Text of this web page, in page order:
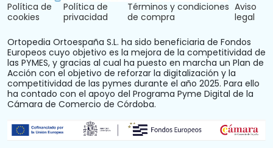
Política de
cookies
Política de
privacidad
Términos y condiciones
de compra
Aviso
legal
Ortopedia Ortoespaña S.L. ha sido beneficiaria de Fondos
Europeos cuyo objetivo es la mejora de la competitividad de
las PYMES, y gracias al cual ha puesto en marcha un Plan de
Acción con el objetivo de reforzar la digitalización y la
competitividad de las pymes durante el año 2025. Para ello
ha contado con el apoyo del Programa Pyme Digital de la
Cámara de Comercio de Córdoba.